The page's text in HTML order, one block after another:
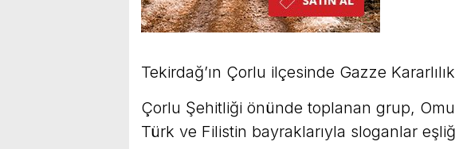
Tekirdağ’ın Çorlu ilçesinde Gazze
Çorlu Şehitliği önünde toplanan grup,
Türk ve Filistin bayraklarıyla sloganlar